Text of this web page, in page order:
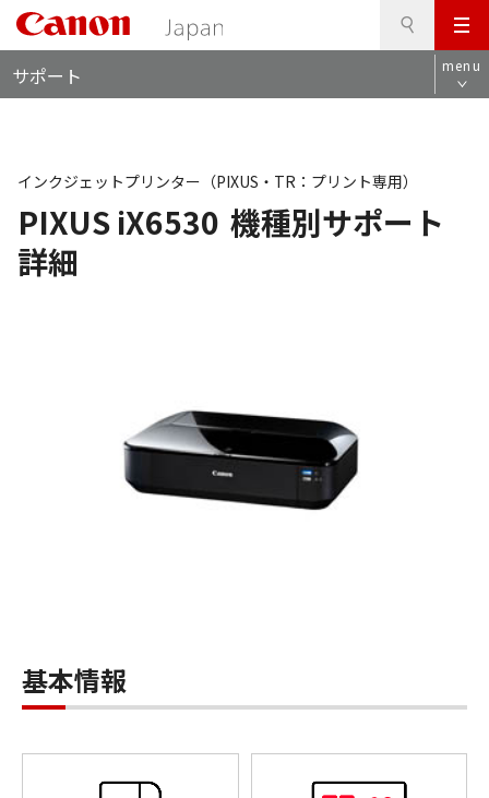
メ
ニ
ュ
サポート menu
PIXUS iX6530 機種別サポート
詳細
インクジェットプリンター（PIXUS・TR：プリント専用）
基本情報